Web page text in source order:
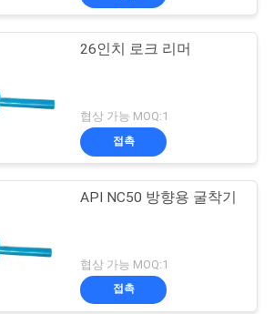
26인치 로크 리머
협상 가능 MOQ:1
접촉
API NC50 방향용 굴착기
협상 가능 MOQ:1
접촉